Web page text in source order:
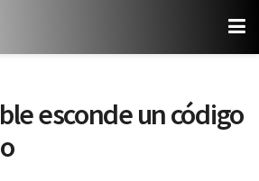
esconde un código